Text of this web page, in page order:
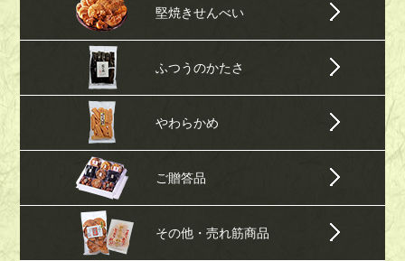
堅焼きせんべい
ふつうのかたさ
やわらかめ
ご贈答品
その他・売れ筋商品